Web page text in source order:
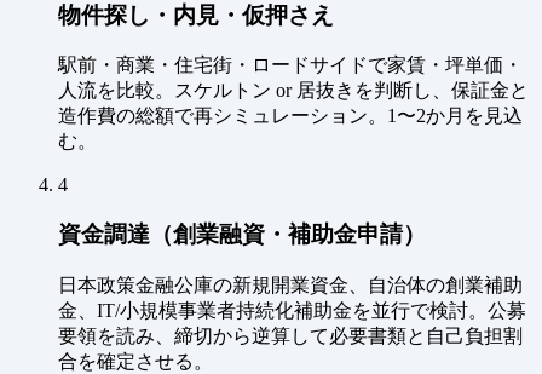
物件探し・内見・仮押さえ
駅前・商業・住宅街・ロードサイドで家賃・坪単価・
人流を比較。スケルトン or 居抜きを判断し、保証金と
造作費の総額で再シミュレーション。1〜2か月を見込
む。
4
資金調達（創業融資・補助金申請）
日本政策金融公庫の新規開業資金、自治体の創業補助
金、IT/小規模事業者持続化補助金を並行で検討。公募
要領を読み、締切から逆算して必要書類と自己負担割
合を確定させる。